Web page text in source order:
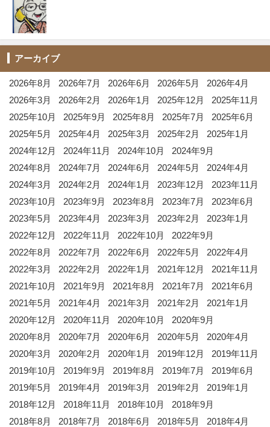
アーカイブ
2026年8月 2026年7月 2026年6月 2026年5月
2026年4月
2026年3月
2026年2月 2026年1月 2025年12月
2025年11月
2025年10月
2025年9月 2025年8月 2025年7月
2025年6月
2025年5月
2025年4月 2025年3月 2025年2月
2025年1月
2024年12月
2024年11月 2024年10月
2024年9月
2024年8月
2024年7月 2024年6月 2024年5月
2024年4月
2024年3月
2024年2月 2024年1月 2023年12月
2023年11月
2023年10月
2023年9月 2023年8月 2023年7月
2023年6月
2023年5月
2023年4月 2023年3月 2023年2月
2023年1月
2022年12月
2022年11月 2022年10月
2022年9月
2022年8月
2022年7月 2022年6月 2022年5月
2022年4月
2022年3月
2022年2月 2022年1月 2021年12月
2021年11月
2021年10月
2021年9月 2021年8月 2021年7月
2021年6月
2021年5月
2021年4月 2021年3月 2021年2月
2021年1月
2020年12月
2020年11月 2020年10月
2020年9月
2020年8月
2020年7月 2020年6月 2020年5月
2020年4月
2020年3月
2020年2月 2020年1月 2019年12月
2019年11月
2019年10月
2019年9月 2019年8月 2019年7月
2019年6月
2019年5月
2019年4月 2019年3月 2019年2月
2019年1月
2018年12月
2018年11月 2018年10月
2018年9月
2018年8月
2018年7月 2018年6月 2018年5月
2018年4月